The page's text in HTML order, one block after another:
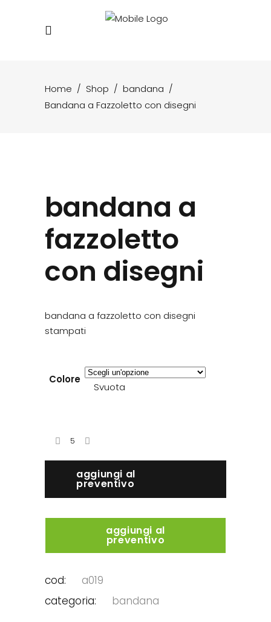
Home / Shop / bandana /
Bandana a Fazzoletto con disegni
bandana a
fazzoletto
con disegni
bandana a fazzoletto con disegni
stampati
Colore
Svuota
aggiungi al
preventivo
aggiungi al
preventivo
cod:
a019
categoria:
bandana